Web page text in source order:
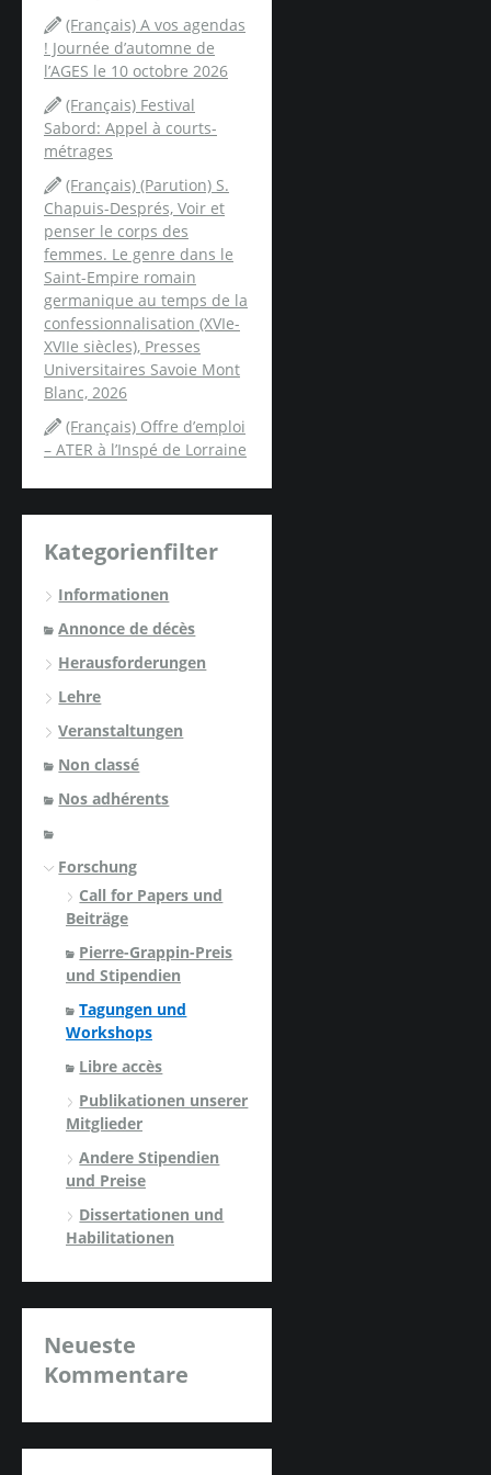
(Français) A vos agendas
! Journée d’automne de
l’AGES le 10 octobre 2026
(Français) Festival
Sabord: Appel à courts-
métrages
(Français) (Parution) S.
Chapuis-Després, Voir et
penser le corps des
femmes. Le genre dans le
Saint-Empire romain
germanique au temps de la
confessionnalisation (XVIe-
XVIIe siècles), Presses
Universitaires Savoie Mont
Blanc, 2026
(Français) Offre d’emploi
– ATER à l’Inspé de Lorraine
Kategorienfilter
Informationen
Annonce de décès
Herausforderungen
Lehre
Veranstaltungen
Non classé
Nos adhérents
Forschung
Call for Papers und
Beiträge
Pierre-Grappin-Preis
und Stipendien
Tagungen und
Workshops
Libre accès
Publikationen unserer
Mitglieder
Andere Stipendien
und Preise
Dissertationen und
Habilitationen
Neueste
Kommentare